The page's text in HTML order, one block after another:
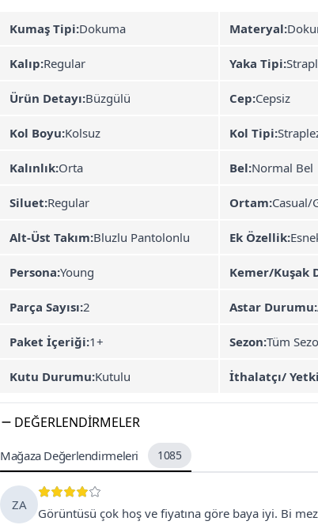
Kumaş Tipi:Dokuma Materyal:
Kalıp:Regular Yaka Tipi:
Ürün Detayı:Büzgülü Cep:Cepsiz
Kol Boyu:Kolsuz Kol Tipi:
Kalınlık:Orta Bel:Normal Bel
Siluet:Regular Ortam:Casual/
Alt-Üst Takım:Bluzlu Pantolonlu Ek Özellik:
Persona:Young Kemer/Kuşak
Parça Sayısı:2 Astar Durumu:
Paket İçeriği:1+ Sezon:Tüm
Kutu Durumu:Kutulu İthalatçı/
DEĞERLENDIRMELER
Mağaza Değerlendirmeleri 1085
ZA
Görüntüsü çok hoş ve fiyatına göre baya iyi. Bi